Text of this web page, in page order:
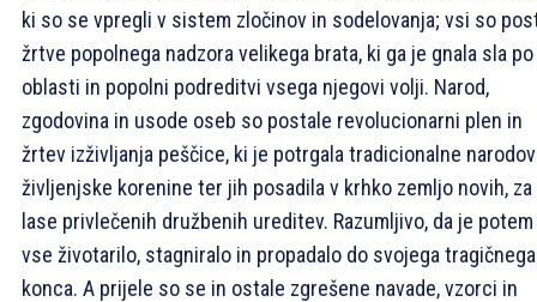
ki so se vpregli v sistem zločinov in sodelovanja; vsi so
žrtve popolnega nadzora velikega brata, ki ga je gnala sla po
oblasti in popolni podreditvi vsega njegovi volji. Narod,
zgodovina in usode oseb so postale revolucionarni plen in
žrtev izživljanja peščice, ki je potrgala tradicionalne
življenjske korenine ter jih posadila v krhko zemljo novih, za
lase privlečenih družbenih ureditev. Razumljivo, da je potem
vse životarilo, stagniralo in propadalo do svojega tragičnega
konca. A prijele so se in ostale zgrešene navade, vzorci in